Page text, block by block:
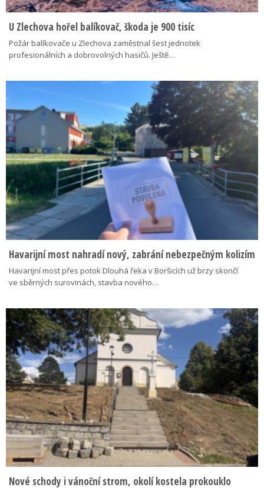
U Zlechova hořel balíkovač, škoda je 900 tisíc
Požár balíkovače u Zlechova zaměstnal šest jednotek
profesionálních a dobrovolných hasičů. Ještě…
Havarijní most nahradí nový, zabrání nebezpečným kolizím
Havarijní most přes potok Dlouhá řeka v Boršicích už brzy skončí
ve sběrných surovinách, stavba nového…
Nové schody i vánoční strom, okolí kostela prokouklo